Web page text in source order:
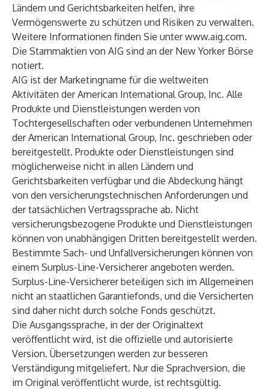
Ländern und Gerichtsbarkeiten helfen, ihre
Vermögenswerte zu schützen und Risiken zu verwalten.
Weitere Informationen finden Sie unterwww.aig.com.
Die Stammaktien von AIG sind an der New Yorker Börse
notiert.
AIG ist der Marketingname für die weltweiten
Aktivitäten der American International Group, Inc. Alle
Produkte und Dienstleistungen werden von
Tochtergesellschaften oder verbundenen Unternehmen
der American International Group, Inc. geschrieben oder
bereitgestellt. Produkte oder Dienstleistungen sind
möglicherweise nicht in allen Ländern und
Gerichtsbarkeiten verfügbar und die Abdeckung hängt
von den versicherungstechnischen Anforderungen und
der tatsächlichen Vertragssprache ab. Nicht
versicherungsbezogene Produkte und Dienstleistungen
können von unabhängigen Dritten bereitgestellt werden.
Bestimmte Sach- und Unfallversicherungen können von
einem Surplus-Line-Versicherer angeboten werden.
Surplus-Line-Versicherer beteiligen sich im Allgemeinen
nicht an staatlichen Garantiefonds, und die Versicherten
sind daher nicht durch solche Fonds geschützt.
Die Ausgangssprache, in der der Originaltext
veröffentlicht wird, ist die offizielle und autorisierte
Version. Übersetzungen werden zur besseren
Verständigung mitgeliefert. Nur die Sprachversion, die
im Original veröffentlicht wurde, ist rechtsgültig.